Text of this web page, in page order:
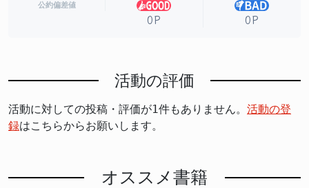
公約偏差値
0P 0P
活動の評価
活動に対しての投稿・評価が1件もありません。 活動の登
録はこちらからお願いします。
オススメ書籍